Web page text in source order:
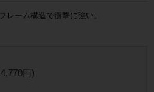
レーム構造で衝撃に強い。
円)